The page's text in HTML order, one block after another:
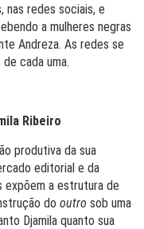
nas redes sociais, e
a mulheres negras
Andreza. As redes se
cada uma.
Ribeiro
produtiva da sua
editorial e da
expõem a estrutura de
do outro sob uma
Djamila quanto sua